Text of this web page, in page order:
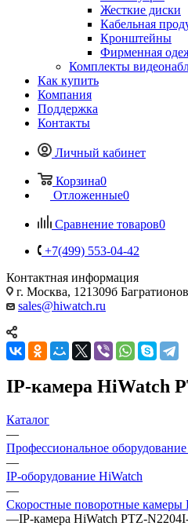
Жесткие диски
Кабельная
Кронштейны
Фирменная
Комплекты
Как купить
Компания
Поддержка
Контакты
Личный кабинет
Корзина0
Отложенные0
Сравнение товаров0
+7(499) 553-04-42
Контактная информация
г. Москва, 121309б
sales@hiwatch.ru
IP-камера HiWatch
Каталог
—
Профессиональное
—
IP-оборудование HiWatch
—
Скоростные поворотные камеры
—IP-камера HiWatch PTZ-